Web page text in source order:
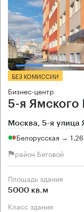
БЕЗ КОМИССИИ
Бизнес-центр
5-я Ямского
Москва, 5-я улица
Белорусская →
район Беговой
Площадь здания
5000 кв.м
Класс здания